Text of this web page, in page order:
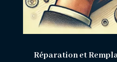
Réparation et